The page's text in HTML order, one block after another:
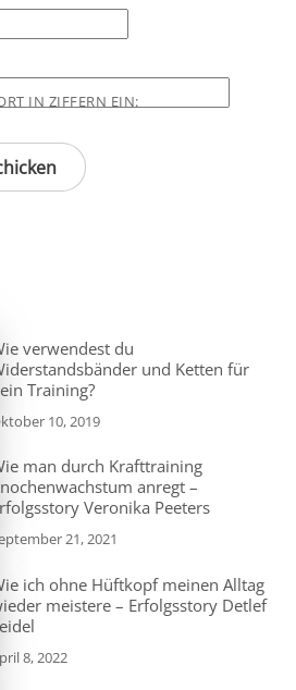
IN ZIFFERN EIN:
verwendest du
und Ketten für
Training?
10, 2019
man durch Krafttraining
anregt –
Veronika Peeters
21, 2021
ich ohne Hüftkopf meinen Alltag
meistere – Erfolgsstory Detlef
8, 2022